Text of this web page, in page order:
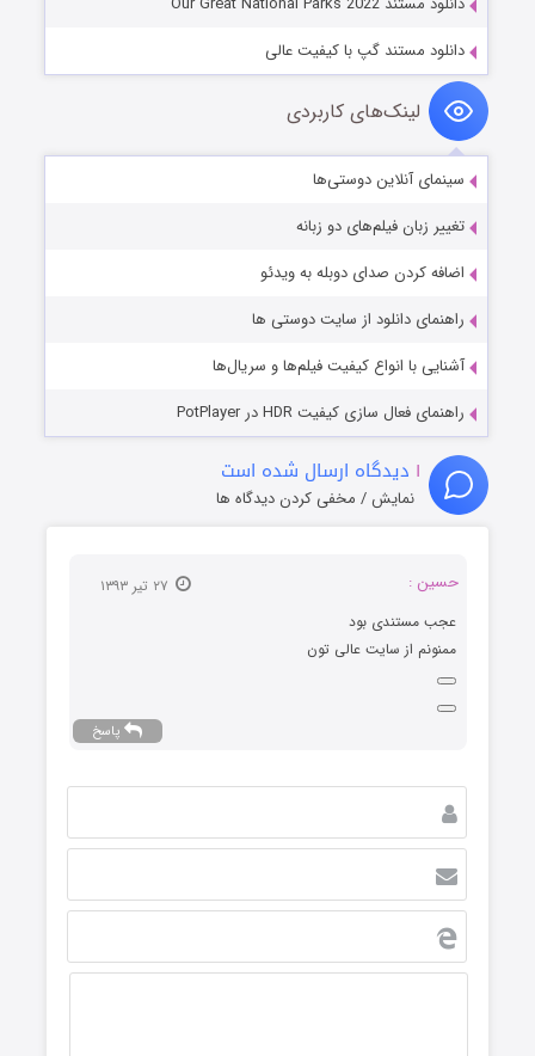
دانلود مستند گپ با کیفیت عالی
لینک‌های کاربردی
سینمای آنلاین دوستی‌ها
تغییر زبان فیلم‌های دو زبانه
اضافه کردن صدای دوبله به ویدئو
راهنمای دانلود از سایت دوستی ها
آشنایی با انواع کیفیت فیلم‌ها و سریال‌ها
راهنمای فعال سازی کیفیت HDR در PotPlayer
۱ دیدگاه ارسال شده است
نمایش / مخفی کردن دیدگاه ها
حسین :
عجب مستندی بود
ممنونم از سایت عالی تون
پاسخ